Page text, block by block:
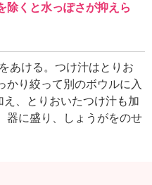
除くと水っぽさが抑えら
をあける。つけ汁はとりお
かり絞って別のボウルに入
、とりおいたつけ汁も加
器に盛り、しょうがをのせ